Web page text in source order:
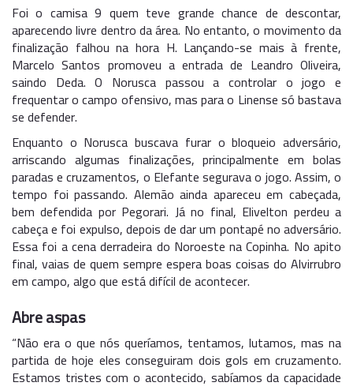
Foi o camisa 9 quem teve grande chance de descontar,
aparecendo livre dentro da área. No entanto, o movimento da
finalização falhou na hora H. Lançando-se mais à frente,
Marcelo Santos promoveu a entrada de Leandro Oliveira,
saindo Deda. O Norusca passou a controlar o jogo e
frequentar o campo ofensivo, mas para o Linense só bastava
se defender.
Enquanto o Norusca buscava furar o bloqueio adversário,
arriscando algumas finalizações, principalmente em bolas
paradas e cruzamentos, o Elefante segurava o jogo. Assim, o
tempo foi passando. Alemão ainda apareceu em cabeçada,
bem defendida por Pegorari. Já no final, Elivelton perdeu a
cabeça e foi expulso, depois de dar um pontapé no adversário.
Essa foi a cena derradeira do Noroeste na Copinha. No apito
final, vaias de quem sempre espera boas coisas do Alvirrubro
em campo, algo que está difícil de acontecer.
Abre aspas
“Não era o que nós queríamos, tentamos, lutamos, mas na
partida de hoje eles conseguiram dois gols em cruzamento.
Estamos tristes com o acontecido, sabíamos da capacidade